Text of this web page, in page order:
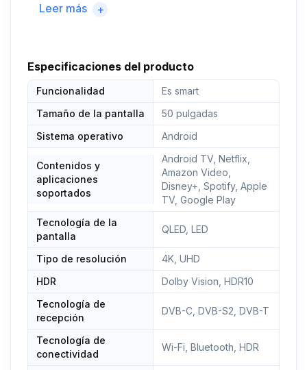
tanto la clásica recepción por cable como por
DTS, experimentarás todo el sonido como en el
cine; la tecnología Dolby Vision te proporciona una
experiencia de cine aún más espectacular; así
disfrutarás de las mejores películas de una forma
completamente nueva
Leer más +
Especificaciones del producto
Funcionalidad
Es smart
Tamaño de la pantalla
50 pulgadas
Sistema operativo
Android
Contenidos y
aplicaciones
soportados
Android TV, Netflix,
Amazon Video,
Disney+, Spotify, Apple
TV, Google Play
Tecnología de la
pantalla
QLED, LED
Tipo de resolución
4K, UHD
HDR
Dolby Vision, HDR10
Tecnología de
recepción
DVB-C, DVB-S2, DVB-T
Tecnología de
conectividad
Wi-Fi, Bluetooth, HDR